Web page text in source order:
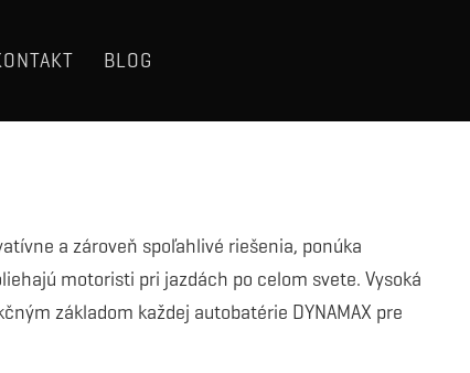
BLOG
a zároveň spoľahlivé riešenia, ponúka
motoristi pri jazdách po celom svete. Vysoká
základom každej autobatérie DYNAMAX pre